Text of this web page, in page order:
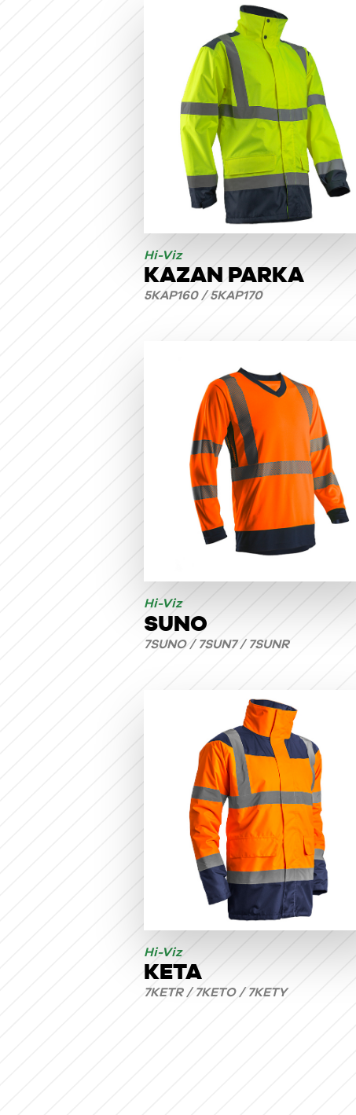
Hi-Viz
KAZAN PARKA
5KAP160 / 5KAP170
Hi-Viz
SUNO
7SUNO / 7SUN7 / 7SUNR
Hi-Viz
KETA
7KETR / 7KETO / 7KETY